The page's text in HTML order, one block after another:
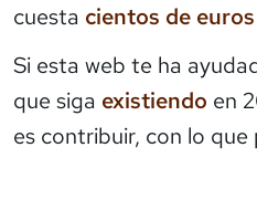
cuesta cientos de
Si esta web te ha
que siga existiendo en
es contribuir, con lo que